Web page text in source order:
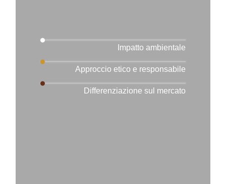
Impatto ambientale
Approccio etico e responsabile
Differenziazione sul mercato